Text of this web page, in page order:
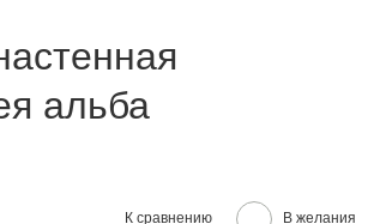
альба
К сравнению В желания